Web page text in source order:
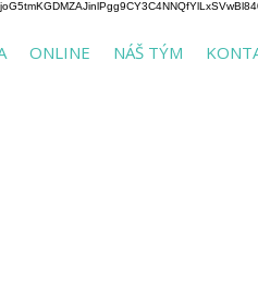
ONLINE NÁŠ TÝM